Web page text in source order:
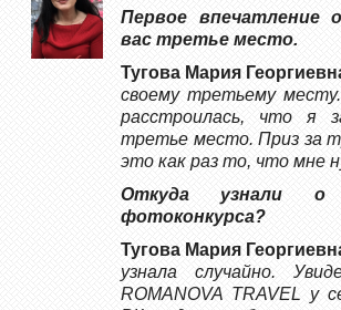
Первое впечатление
вас третье место.
Тугова Мария
своему третьему
расстроилась, что я
третье место. Приз за
это как раз то, что мне
Откуда узнали о
фотоконкурса?
Тугова Мария
узнала случайно.
ROMANOVA TRAVEL у